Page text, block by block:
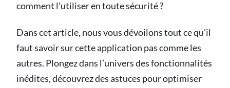
comment l’utiliser en toute sécurité ?
Dans cet article, nous vous dévoilons tout ce qu’il
faut savoir sur cette application pas comme les
autres. Plongez dans l’univers des fonctionnalités
inédites, découvrez des astuces pour optimiser